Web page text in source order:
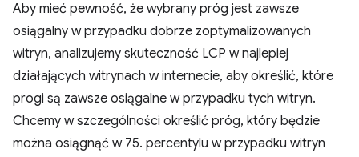
Aby mieć pewność, że wybrany próg jest zawsze
osiągalny w przypadku dobrze zoptymalizowanych
witryn, analizujemy skuteczność LCP w najlepiej
działających witrynach w internecie, aby określić, które
progi są zawsze osiągalne w przypadku tych witryn.
Chcemy w szczególności określić próg, który będzie
można osiągnąć w 75. percentylu w przypadku witryn